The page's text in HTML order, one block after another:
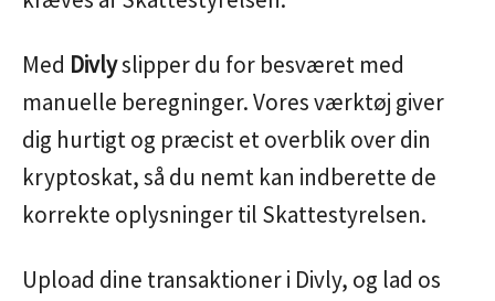
Med Divlyslipper du for besværet med
manuelle beregninger. Vores værktøj giver
dig hurtigt og præcist et overblik over din
kryptoskat, så du nemt kan indberette de
korrekte oplysninger til Skattestyrelsen.
Upload dine transaktioner i Divly, og lad os